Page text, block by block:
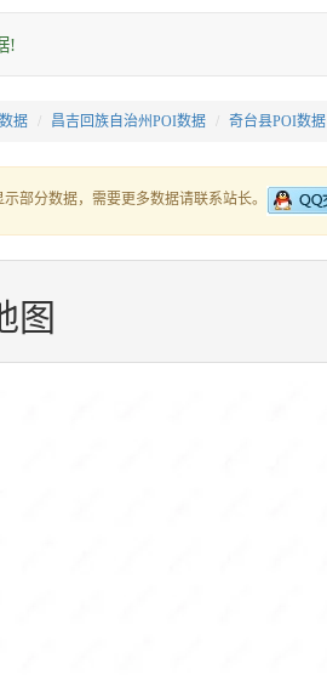
!
据 昌吉回族自治州POI数据 奇台县POI数据
部分数据，需要更多数据请联系站长。
图